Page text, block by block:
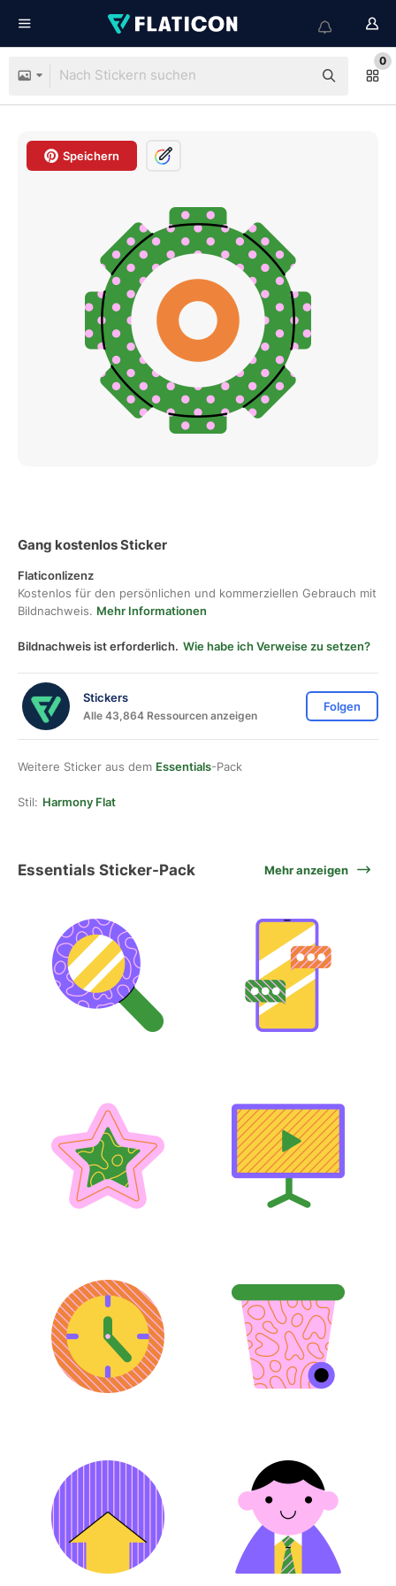
0
Speichern
Gang kostenlos Sticker
Flaticonlizenz
Kostenlos für den persönlichen und kommerziellen Gebrauch mit
Bildnachweis. Mehr Informationen
Bildnachweis ist erforderlich. Wie habe ich Verweise zu setzen?
Stickers
Alle 43,864 Ressourcen anzeigen
Folgen
Weitere Sticker aus dem Essentials-Pack
Stil: Harmony Flat
Essentials Sticker-Pack Mehr anzeigen